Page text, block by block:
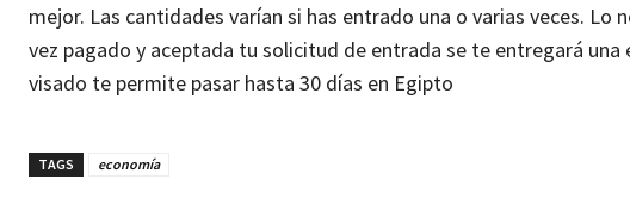
mejor. Las cantidades varían si has entrado una o varias veces. Lo
vez pagado y aceptada tu solicitud de entrada se te entregará
visado te permite pasar hasta 30 días en Egipto
TAGS economía